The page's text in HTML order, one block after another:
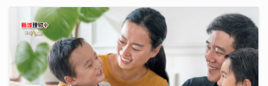
2026年上半年樓按市場回顧